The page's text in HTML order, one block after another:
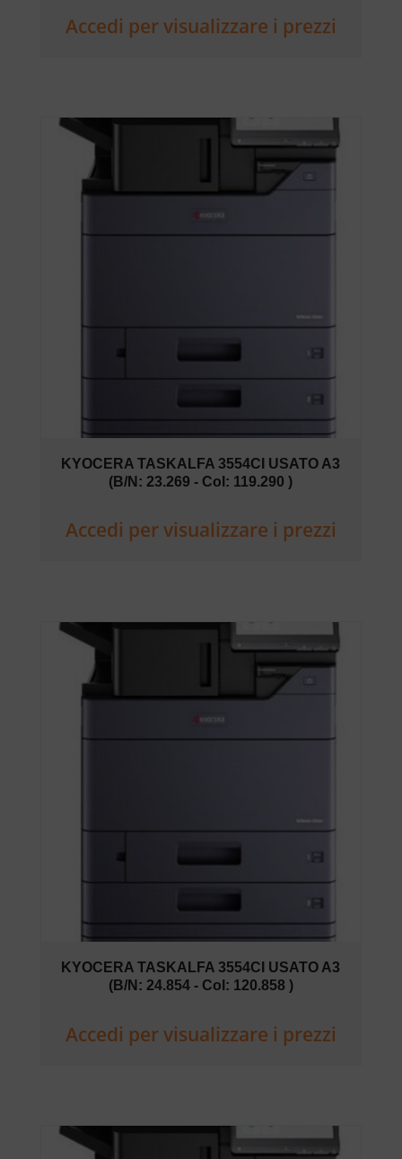
Accedi per visualizzare i prezzi
KYOCERA TASKALFA 3554CI USATO A3
(B/N: 23.269 - Col: 119.290 )
Accedi per visualizzare i prezzi
KYOCERA TASKALFA 3554CI USATO A3
(B/N: 24.854 - Col: 120.858 )
Accedi per visualizzare i prezzi